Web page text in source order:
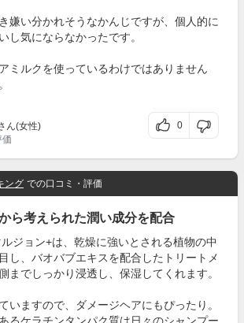
嫌い分かれそうなかんじですが、個人的に
し気にならなかったです。
ミルクを使っているわけではありません
ん(女性)
0
ング での口コミ・評価
ら考えられた潤い成分を配合
ジョン+は、乾燥に強いとされる植物の中
し、バオバブエキスを配合したトリートメ
までしっかり浸透し、保湿してくれます。
いますので、ダメージヘアにもぴったり。